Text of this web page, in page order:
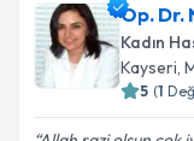
Uzm. Dr.
oluşturun. Size
takvim
Op. Dr.
Kadın
Kayseri,
5 (1